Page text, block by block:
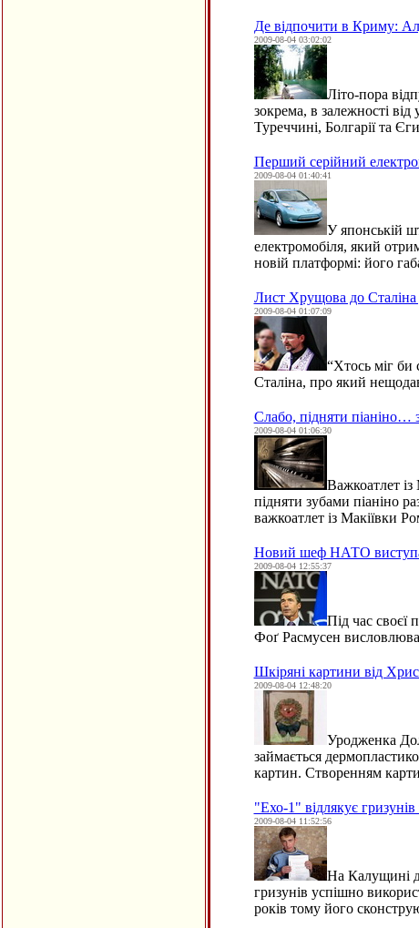
Де відпочити в Криму:
2009-08-04 03:02:02
Літо-пора
зокрема, в залежності
Туреччині, Болгарії та
Перший серійний
2009-08-04 01:40:41
У японській
електромобіля, який
новій платформі: його
Лист Хрущова до Сталіна
2009-08-04 01:07:09
“Хтось міг би
Сталіна, про який
Слабо, підняти піаніно…
2009-08-04 01:06:30
Важкоатлет
підняти зубами піаніно
важкоатлет із Макіївки
Новий шеф НАТО
2009-08-04 12:55:37
Під час своєї
Фоґ Расмусен
Шкіряні картини від
2009-08-04 12:48:20
Уродженка
займається
картин. Створенням
"Ехо-1" відлякує гризунів
2009-08-04 11:52:56
На Калущині
гризунів успішно
років тому його